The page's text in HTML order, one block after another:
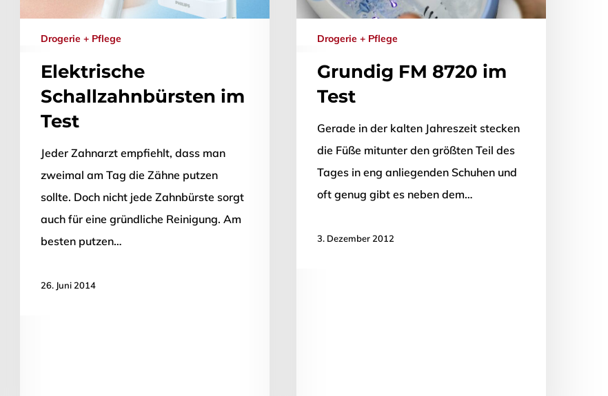
Drogerie + Pflege
Elektrische
Schallzahnbürsten im
Test
Jeder Zahnarzt empfiehlt, dass man
zweimal am Tag die Zähne putzen
sollte. Doch nicht jede Zahnbürste sorgt
auch für eine gründliche Reinigung. Am
besten putzen…
26. Juni 2014
Drogerie + Pflege
Grundig FM 8720 im
Test
Gerade in der kalten Jahreszeit stecken
die Füße mitunter den größten Teil des
Tages in eng anliegenden Schuhen und
oft genug gibt es neben dem…
3. Dezember 2012